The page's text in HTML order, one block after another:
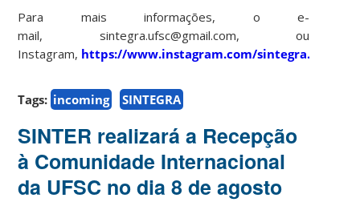
Para mais informações, o e-
mail, sintegra.ufsc@gmail.com, ou
Instagram, https://www.instagram.com/sintegra.ufsc/
Tags: incoming SINTEGRA
SINTER realizará a Recepção
à Comunidade Internacional
da UFSC no dia 8 de agosto